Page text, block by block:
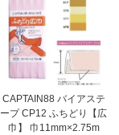
CAPTAIN88 バイアステ
ープ CP12 ふちどり【広
巾】 巾11mm×2.75m